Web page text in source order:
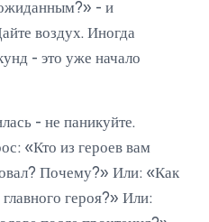
- и
воздух. Иногда
- это уже начало
- не паникуйте.
«Кто из героев вам
Почему?» Или: «Как
героя?» Или: